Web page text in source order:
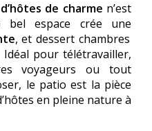
de charme n’est
bel espace crée une
, et dessert chambres
Idéal pour télétravailler,
voyageurs ou tout
le patio est la pièce
en pleine nature à